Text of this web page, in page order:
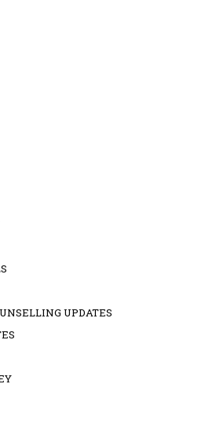
UPDATES